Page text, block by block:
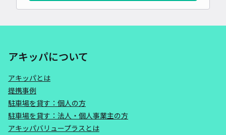
アキッパについて
アキッパとは
提携事例
駐車場を貸す：個人の方
駐車場を貸す：法人・個人事業主の方
アキッパバリュープラスとは